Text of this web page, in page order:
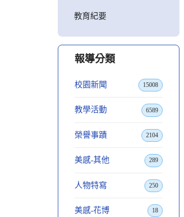
教育紀要
報導分類
校園新聞 15008
教學活動 6589
榮譽事蹟 2104
美感-其他 289
人物特寫 250
美感-花博 18